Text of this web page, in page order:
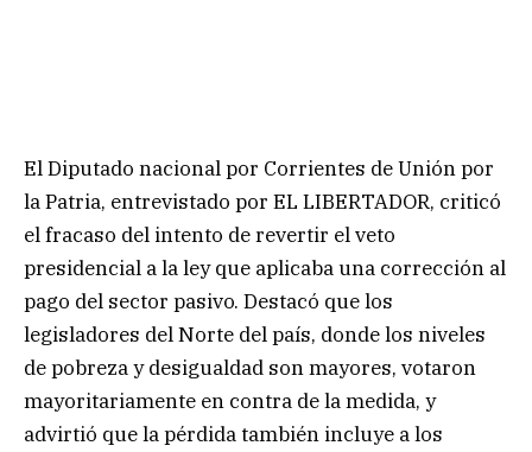
El Diputado nacional por Corrientes de Unión por
la Patria, entrevistado por EL LIBERTADOR, criticó
el fracaso del intento de revertir el veto
presidencial a la ley que aplicaba una corrección al
pago del sector pasivo. Destacó que los
legisladores del Norte del país, donde los niveles
de pobreza y desigualdad son mayores, votaron
mayoritariamente en contra de la medida, y
advirtió que la pérdida también incluye a los